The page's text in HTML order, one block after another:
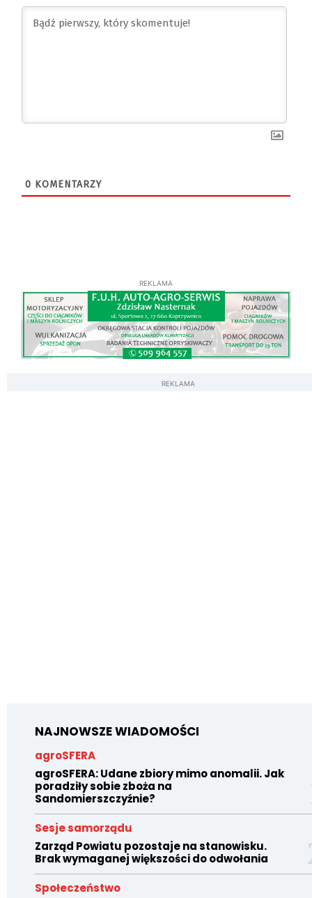
0 KOMENTARZY
REKLAMA
REKLAMA
NAJNOWSZE WIADOMOŚCI
agroSFERA
agroSFERA: Udane zbiory mimo anomalii. Jak
poradziły sobie zboża na
Sandomierszczyźnie?
Sesje samorządu
Zarząd Powiatu pozostaje na stanowisku.
Brak wymaganej większości do odwołania
Społeczeństwo